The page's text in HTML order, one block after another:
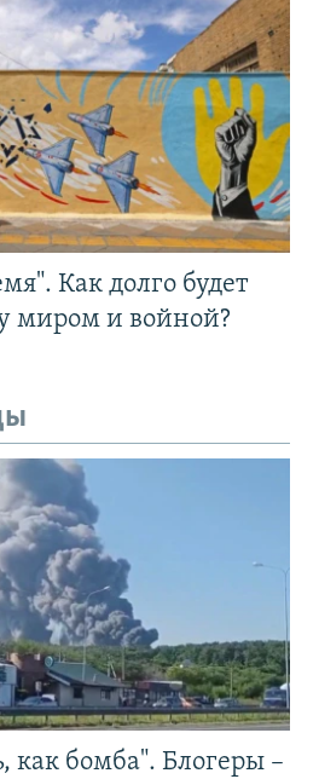
Как долго будет
миром и войной?
как бомба". Блогеры –